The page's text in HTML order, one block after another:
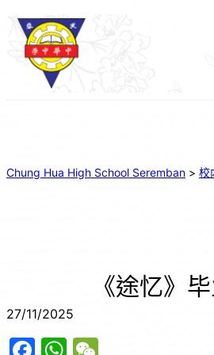
Chung Hua High School Seremban > 校
《途忆》
27/11/2025